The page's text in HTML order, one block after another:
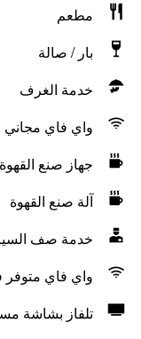
مطعم
بار / صالة
خدمة الغرف
واي فاي مجاني
جهاز صنع
آلة صنع القهوة
خدمة صف
واي فاي متوفر
تلفاز بشاشة